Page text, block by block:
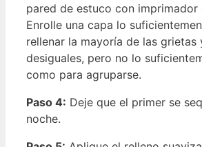
pared de estuco con imprimador
Enrolle una capa lo
rellenar la mayoría de las grietas
desiguales, pero no lo
como para agruparse.
Paso 4: Deje que el primer se
noche.